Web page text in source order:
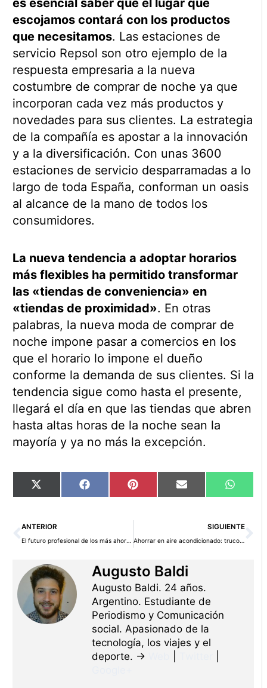
escojamos contará con los productos
que necesitamos. Las estaciones de
servicio Repsol son otro ejemplo de la
respuesta empresaria a la nueva
costumbre de comprar de noche ya que
incorporan cada vez más productos y
novedades para sus clientes. La estrategia
de la compañía es apostar a la innovación
y a la diversificación. Con unas 3600
estaciones de servicio desparramadas a lo
largo de toda España, conforman un oasis
al alcance de la mano de todos los
consumidores.
La nueva tendencia a adoptar horarios
más flexibles ha permitido transformar
las «tiendas de conveniencia» en
«tiendas de proximidad». En otras
palabras, la nueva moda de comprar de
noche impone pasar a comercios en los
que el horario lo impone el dueño
conforme la demanda de sus clientes. Si la
tendencia sigue como hasta el presente,
llegará el día en que las tiendas que abren
hasta altas horas de la noche sean la
mayoría y ya no más la excepción.
Compartir
en
X
(Twitter)
Compartir
en
Facebook Compartir
en
Pinterest Compartir
en
Email
en
Ant
ANTERIOR
El futuro profesional de los más ahorradores
SIGUIENTE
Ahorrar en aire acondicionado: trucos que no fallan
Augusto Baldi
Augusto Baldi. 24 años.
Argentino. Estudiante de
Periodismo y Comunicación
social. Apasionado de la
tecnología, los viajes y el
deporte. →